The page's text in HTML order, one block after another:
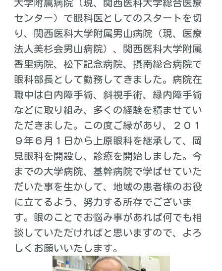
大学附属病院（現、関西医科大学総合医療
センター）で眼科医としてのスタートを切
り、関西医科大学附属男山病院（現、医療
法人美杉会男山病院）、関西医科大学附属
香里病院、松下記念病院、摂南総合病院で
眼科部長として勤務してきました。病院在
職中は白内障手術、斜視手術、緑内障手術
などに取り組み、多くの経験を積ませてい
ただきました。この度ご縁があり、２０１
９年６月１日から上原眼科を継承して、岡
見眼科を開設し、診療を開始しました。今
までの大学病院、基幹病院で学ばせていた
だいた事を生かして、地域の患者様のお役
に立てるよう、努力する所存でございま
す。眼のことでお悩み事があれば何でも相
談していただければと思いますので、よろ
しくお願いいたします。